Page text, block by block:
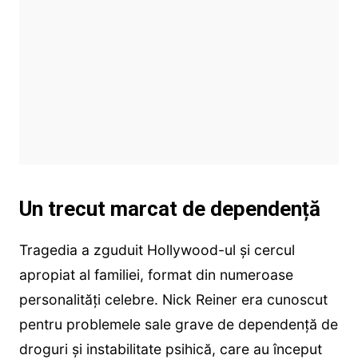
Un trecut marcat de dependență
Tragedia a zguduit Hollywood-ul și cercul
apropiat al familiei, format din numeroase
personalități celebre. Nick Reiner era cunoscut
pentru problemele sale grave de dependență de
droguri și instabilitate psihică, care au început